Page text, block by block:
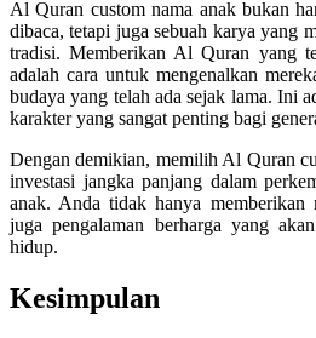
Al Quran custom nama anak bukan
dibaca, tetapi juga sebuah karya yang
tradisi. Memberikan Al Quran yang
adalah cara untuk mengenalkan
budaya yang telah ada sejak lama. Ini
karakter yang sangat penting bagi
Dengan demikian, memilih Al Quran
investasi jangka panjang dalam
anak. Anda tidak hanya memberikan
juga pengalaman berharga yang
hidup.
Kesimpulan